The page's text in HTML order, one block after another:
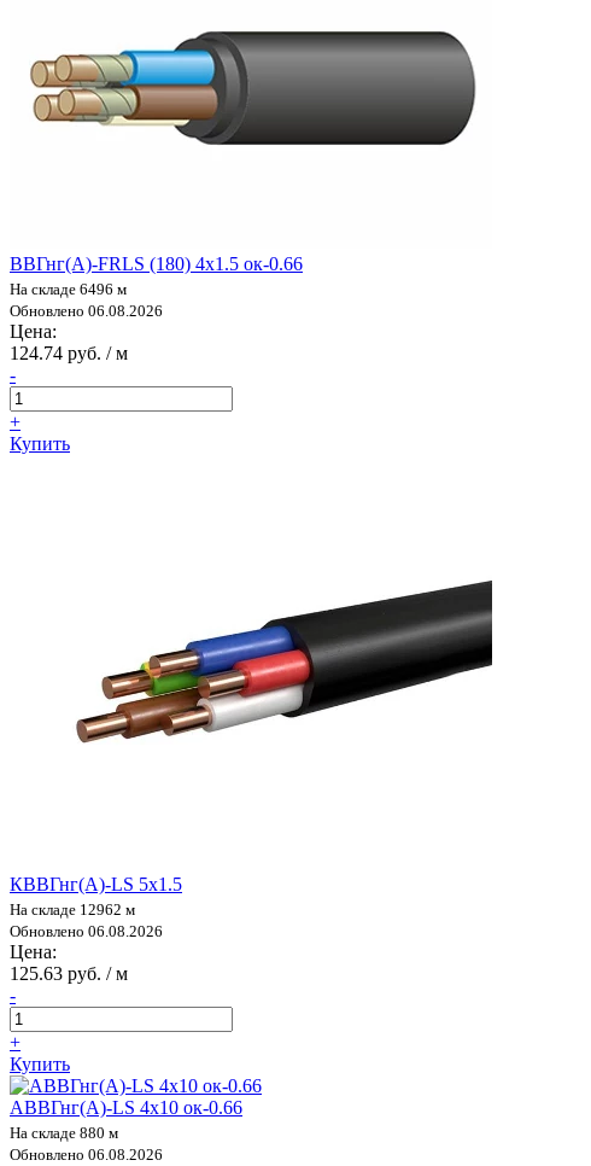
ВВГнг(А)-FRLS (180) 4х1.5 ок-0.66
На складе 6496 м
Обновлено 06.08.2026
Цена:
124.74 руб. / м
-
+
Купить
КВВГнг(А)-LS 5х1.5
На складе 12962 м
Обновлено 06.08.2026
Цена:
125.63 руб. / м
-
+
Купить
АВВГнг(А)-LS 4х10 ок-0.66
На складе 880 м
Обновлено 06.08.2026